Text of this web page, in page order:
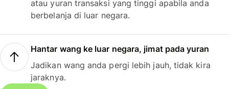
atau yuran transaksi yang tinggi apabila anda
berbelanja di luar negara.
Hantar wang ke luar negara, jimat pada yuran
Jadikan wang anda pergi lebih jauh, tidak kira
jaraknya.